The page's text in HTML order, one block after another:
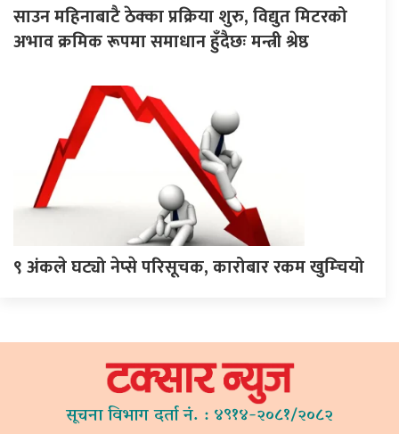
साउन महिनाबाटै ठेक्का प्रक्रिया शुरु, विद्युत मिटरको
अभाव क्रमिक रूपमा समाधान हुँदैछः मन्त्री श्रेष्ठ
९ अंकले घट्यो नेप्से परिसूचक, कारोबार रकम खुम्चियो
सूचना विभाग दर्ता नं. : ४९१४-२०८१/२०८२